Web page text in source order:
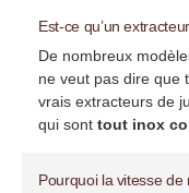
Est-ce qu’un
De nombreux
ne veut pas dire que
vrais extracteurs de
qui sont tout inox
Pourquoi la vitesse de